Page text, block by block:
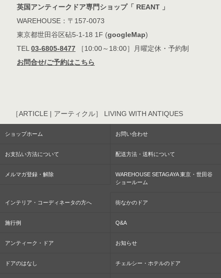
英国アンティークドア専門ショップ「 REANT 」
WAREHOUSE：〒157-0073
東京都世田谷区砧5-1-18 1F (googleMap)
TEL03-6805-8477 ［10:00～18:00］月曜定休・予約制
お問合せ/ご予約はこちら
［ARTICLE | アーティクル］ LIVING WITH ANTIQUES
ショップホーム お問い合わせ
お支払い方法について 配送方法・送料について
メルマガ登録・解除
WAREHOUSE SETAGAYA 東京・世田谷
ショールーム
インテリア・コーディネータの方へ 街なかのドア
施行例 Q&A
アンティーク・ドア お知らせ
ドアのはなし チェルシー・ホテルのドア